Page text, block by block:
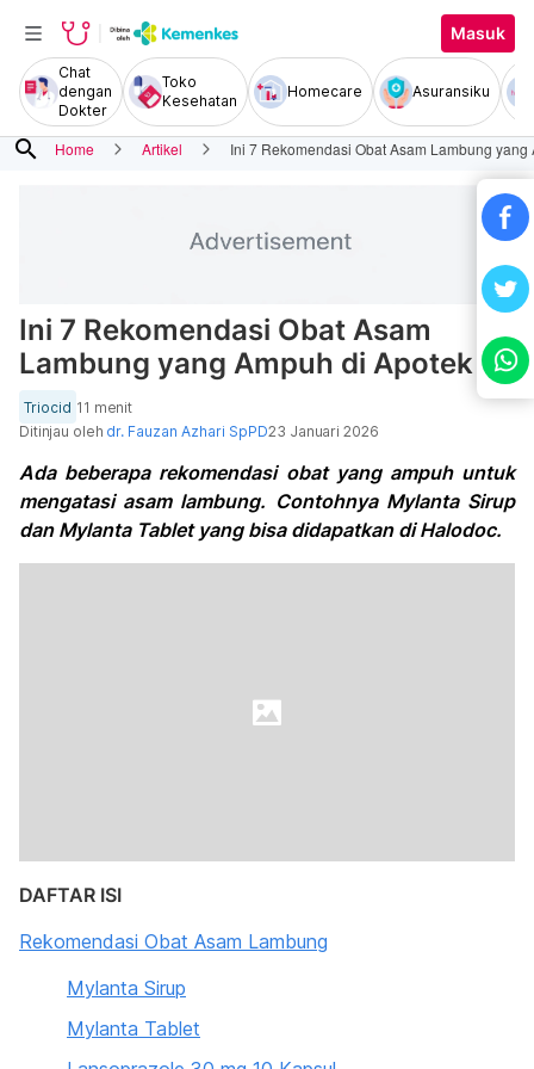
Masuk
Chat
dengan
Dokter
Toko
Kesehatan
Homecare Asuransiku
search Home Artikel Ini 7 Rekomendasi Obat Asam Lambung yang
Ini 7 Rekomendasi Obat Asam
Lambung yang Ampuh di Apotek
Triocid 11 menit
Ditinjau oleh dr. Fauzan Azhari SpPD23 Januari 2026
Ada beberapa rekomendasi obat yang ampuh untuk
mengatasi asam lambung. Contohnya Mylanta Sirup
dan Mylanta Tablet yang bisa didapatkan di Halodoc.
DAFTAR ISI
Rekomendasi Obat Asam Lambung
Mylanta Sirup
Mylanta Tablet